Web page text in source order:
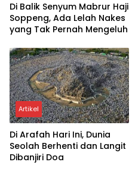
Di Balik Senyum Mabrur Haji
Soppeng, Ada Lelah Nakes
yang Tak Pernah Mengeluh
Artikel
Di Arafah Hari Ini, Dunia
Seolah Berhenti dan Langit
Dibanjiri Doa